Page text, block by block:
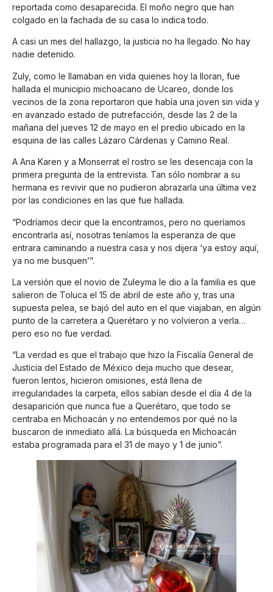
reportada como desaparecida. El moño negro que han
colgado en la fachada de su casa lo indica todo.
A casi un mes del hallazgo, la justicia no ha llegado. No hay
nadie detenido.
Zuly, como le llamaban en vida quienes hoy la lloran, fue
hallada el municipio michoacano de Ucareo, donde los
vecinos de la zona reportaron que había una joven sin vida y
en avanzado estado de putrefacción, desde las 2 de la
mañana del jueves 12 de mayo en el predio ubicado en la
esquina de las calles Lázaro Cárdenas y Camino Real.
A Ana Karen y a Monserrat el rostro se les desencaja con la
primera pregunta de la entrevista. Tan sólo nombrar a su
hermana es revivir que no pudieron abrazarla una última vez
por las condiciones en las que fue hallada.
“Podríamos decir que la encontramos, pero no queríamos
encontrarla así, nosotras teníamos la esperanza de que
entrara caminando a nuestra casa y nos dijera ‘ya estoy aquí,
ya no me busquen’”.
La versión que el novio de Zuleyma le dio a la familia es que
salieron de Toluca el 15 de abril de este año y, tras una
supuesta pelea, se bajó del auto en el que viajaban, en algún
punto de la carretera a Querétaro y no volvieron a verla…
pero eso no fue verdad.
“La verdad es que el trabajo que hizo la Fiscalía General de
Justicia del Estado de México deja mucho que desear,
fueron lentos, hicieron omisiones, está llena de
irregularidades la carpeta, ellos sabían desde el día 4 de la
desaparición que nunca fue a Querétaro, que todo se
centraba en Michoacán y no entendemos por qué no la
buscaron de inmediato allá. La búsqueda en Michoacán
estaba programada para el 31 de mayo y 1 de junio”.